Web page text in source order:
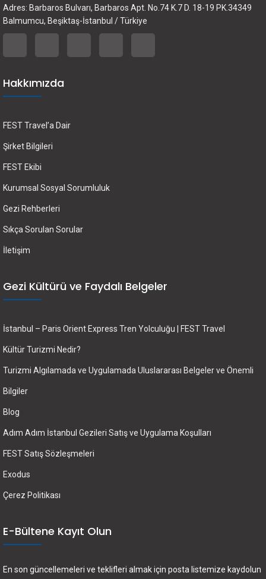
Adres: Barbaros Bulvarı, Barbaros Apt. No.74 K.7 D. 18-19 PK.34349
Balmumcu, Beşiktaş-İstanbul / Türkiye
Hakkımızda
FEST Travel’a Dair
Şirket Bilgileri
FEST Ekibi
Kurumsal Sosyal Sorumluluk
Gezi Rehberleri
Sıkça Sorulan Sorular
İletişim
Gezi Kültürü ve Faydalı Belgeler
İstanbul – Paris Orient Express Tren Yolculuğu | FEST Travel
Kültür Turizmi Nedir?
Turizmi Algılamada ve Uygulamada Uluslararası Belgeler ve Önemli
Bilgiler
Blog
Adım Adım İstanbul Gezileri Satış ve Uygulama Koşulları
FEST Satış Sözleşmeleri
Exodus
Çerez Politikası
E-Bültene Kayıt Olun
En son güncellemeleri ve teklifleri almak için posta listemize kaydolun